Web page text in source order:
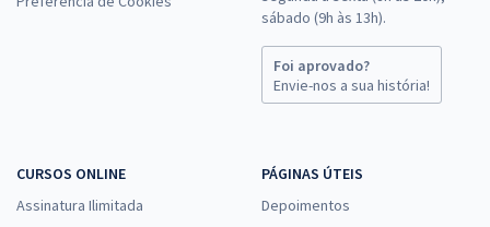
sábado (9h às 13h).
Foi aprovado?
Envie-nos a sua história!
CURSOS ONLINE
Assinatura Ilimitada
PÁGINAS ÚTEIS
Depoimentos